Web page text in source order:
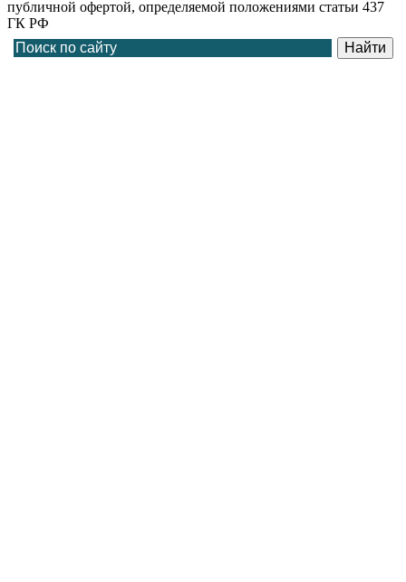
публичной офертой, определяемой положениями статьи 437
ГК РФ